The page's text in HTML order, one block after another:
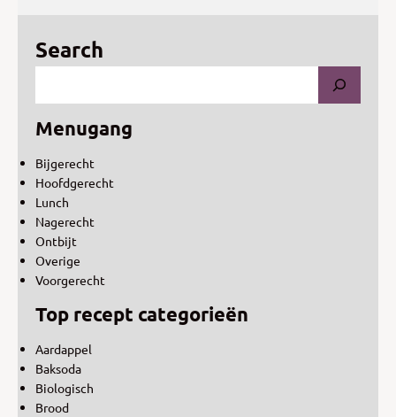
Search
Menugang
Bijgerecht
Hoofdgerecht
Lunch
Nagerecht
Ontbijt
Overige
Voorgerecht
Top recept categorieën
Aardappel
Baksoda
Biologisch
Brood